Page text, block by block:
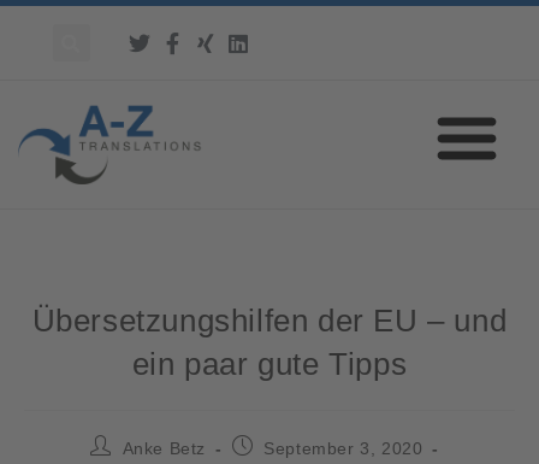
Übersetzungshilfen der EU – und
ein paar gute Tipps
Anke Betz
September 3, 2020